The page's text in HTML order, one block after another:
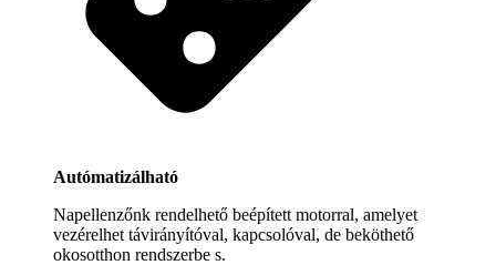
Autómatizálható
Napellenzőnk rendelhető beépített motorral, amelyet
vezérelhet távirányítóval, kapcsolóval, de beköthető
okosotthon rendszerbe s.